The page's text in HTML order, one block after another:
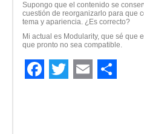
Supongo que el contenido se
cuestión de reorganizarlo para que
tema y apariencia. ¿Es correcto?
Mi actual es Modularity, que sé que
que pronto no sea compatible.